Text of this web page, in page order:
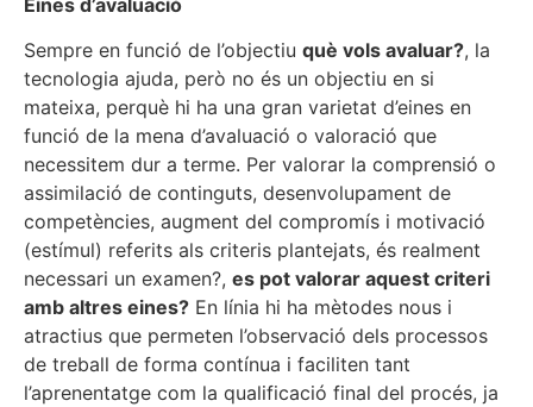
Sempre en funció de l’objectiu què vols avaluar?, la
tecnologia ajuda, però no és un objectiu en si
mateixa, perquè hi ha una gran varietat d’eines en
funció de la mena d’avaluació o valoració que
necessitem dur a terme. Per valorar la comprensió o
assimilació de continguts, desenvolupament de
competències, augment del compromís i motivació
(estímul) referits als criteris plantejats, és realment
necessari un examen?, es pot valorar aquest criteri
amb altres eines? En línia hi ha mètodes nous i
atractius que permeten l’observació dels processos
de treball de forma contínua i faciliten tant
l’aprenentatge com la qualificació final del procés, ja